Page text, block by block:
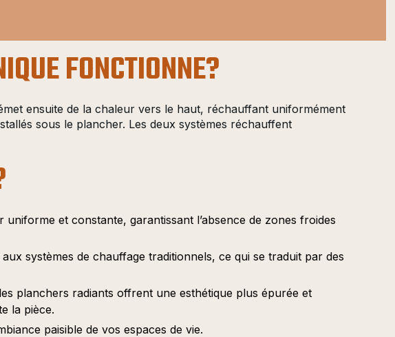
FONCTIONNE?
ensuite de la chaleur vers le haut, réchauffant uniformément
sous le plancher. Les deux systèmes réchauffent
et constante, garantissant l’absence de zones froides
systèmes de chauffage traditionnels, ce qui se traduit par des
planchers radiants offrent une esthétique plus épurée et
la pièce.
paisible de vos espaces de vie.